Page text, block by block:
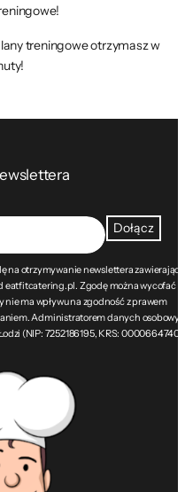
treningowe otrzymasz w
na otrzymywanie newslettera
Zgodę można wycofać w
ma wpływu na zgodność z prawem
Administratorem danych
(NIP: 7252186195, KRS: 0000664740).
Dołącz